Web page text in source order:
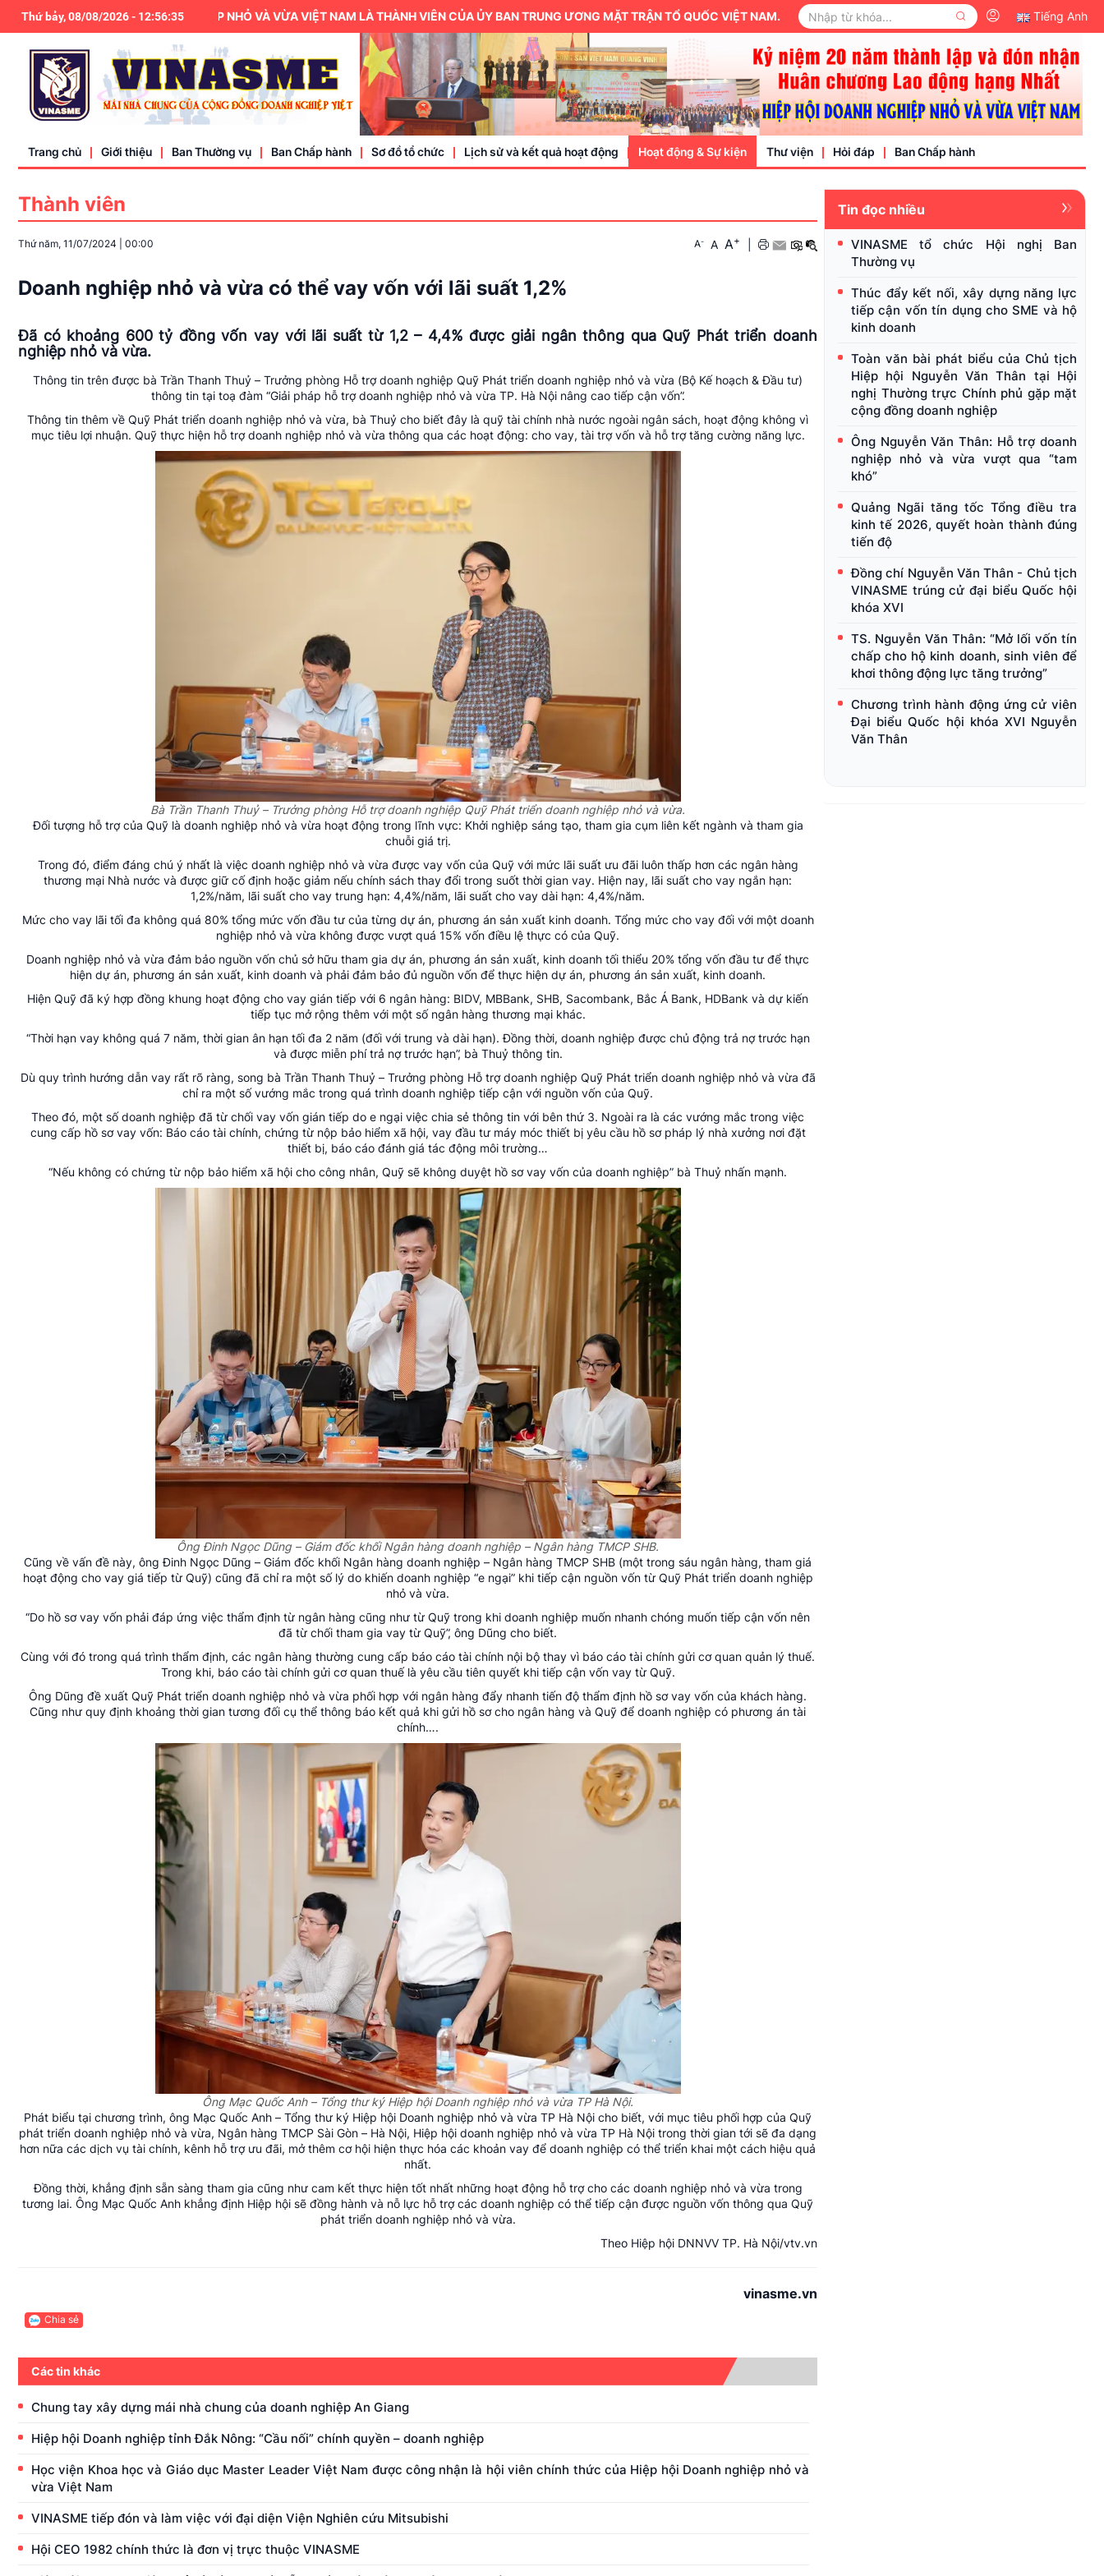
Thứ bảy, 08/08/2026- 12:56:36
HIỆP HỘI DOANH NGHIỆP NHỎ VÀ VỪA VIỆT NAM LÀ THÀNH VIÊN CỦA ỦY BAN TRUNG ƯƠNG MẶT TRẬN TỔ QUỐC VIỆT NAM. Tiếng Anh
Trang chủ Giới thiệu
Điều lệ
Liên hệ
Ban Thường vụ Ban Chấp hành Sơ đồ tổ chức Lịch sử và kết quả hoạt động Hoạt động & Sự kiện
Trung ương hội
Thành viên
Thư viện
Video
Văn bản pháp luật
Hỏi đáp Ban Chấp hành
Thành viên
Thứ năm, 11/07/2024 00:00 A- A A+
Doanh nghiệp nhỏ và vừa có thể vay vốn với lãi suất 1,2%
Đã có khoảng 600 tỷ đồng vốn vay với lãi suất từ 1,2 – 4,4% được giải ngân thông qua Quỹ Phát triển doanh
nghiệp nhỏ và vừa.
Thông tin trên được bà Trần Thanh Thuỷ – Trưởng phòng Hỗ trợ doanh nghiệp Quỹ Phát triển doanh nghiệp nhỏ và vừa (Bộ Kế hoạch & Đầu tư)
thông tin tại toạ đàm “Giải pháp hỗ trợ doanh nghiệp nhỏ và vừa TP. Hà Nội nâng cao tiếp cận vốn”.
Thông tin thêm về Quỹ Phát triển doanh nghiệp nhỏ và vừa, bà Thuỷ cho biết đây là quỹ tài chính nhà nước ngoài ngân sách, hoạt động không vì
mục tiêu lợi nhuận. Quỹ thực hiện hỗ trợ doanh nghiệp nhỏ và vừa thông qua các hoạt động: cho vay, tài trợ vốn và hỗ trợ tăng cường năng lực.
Bà Trần Thanh Thuỷ – Trưởng phòng Hỗ trợ doanh nghiệp Quỹ Phát triển doanh nghiệp nhỏ và vừa.
Đối tượng hỗ trợ của Quỹ là doanh nghiệp nhỏ và vừa hoạt động trong lĩnh vực: Khởi nghiệp sáng tạo, tham gia cụm liên kết ngành và tham gia
chuỗi giá trị.
Trong đó, điểm đáng chú ý nhất là việc doanh nghiệp nhỏ và vừa được vay vốn của Quỹ với mức lãi suất ưu đãi luôn thấp hơn các ngân hàng
thương mại Nhà nước và được giữ cố định hoặc giảm nếu chính sách thay đổi trong suốt thời gian vay. Hiện nay, lãi suất cho vay ngắn hạn:
1,2%/năm, lãi suất cho vay trung hạn: 4,4%/năm, lãi suất cho vay dài hạn: 4,4%/năm.
Mức cho vay lãi tối đa không quá 80% tổng mức vốn đầu tư của từng dự án, phương án sản xuất kinh doanh. Tổng mức cho vay đối với một doanh
nghiệp nhỏ và vừa không được vượt quá 15% vốn điều lệ thực có của Quỹ.
Doanh nghiệp nhỏ và vừa đảm bảo nguồn vốn chủ sở hữu tham gia dự án, phương án sản xuất, kinh doanh tối thiểu 20% tổng vốn đầu tư để thực
hiện dự án, phương án sản xuất, kinh doanh và phải đảm bảo đủ nguồn vốn để thực hiện dự án, phương án sản xuất, kinh doanh.
Hiện Quỹ đã ký hợp đồng khung hoạt động cho vay gián tiếp với 6 ngân hàng: BIDV, MBBank, SHB, Sacombank, Bắc Á Bank, HDBank và dự kiến
tiếp tục mở rộng thêm với một số ngân hàng thương mại khác.
“Thời hạn vay không quá 7 năm, thời gian ân hạn tối đa 2 năm (đối với trung và dài hạn). Đồng thời, doanh nghiệp được chủ động trả nợ trước hạn
và được miễn phí trả nợ trước hạn”, bà Thuỷ thông tin.
Dù quy trình hướng dẫn vay rất rõ ràng, song bà Trần Thanh Thuỷ – Trưởng phòng Hỗ trợ doanh nghiệp Quỹ Phát triển doanh nghiệp nhỏ và vừa đã
chỉ ra một số vướng mắc trong quá trình doanh nghiệp tiếp cận với nguồn vốn của Quỹ.
Theo đó, một số doanh nghiệp đã từ chối vay vốn gián tiếp do e ngại việc chia sẻ thông tin với bên thứ 3. Ngoài ra là các vướng mắc trong việc
cung cấp hồ sơ vay vốn: Báo cáo tài chính, chứng từ nộp bảo hiểm xã hội, vay đầu tư máy móc thiết bị yêu cầu hồ sơ pháp lý nhà xưởng nơi đặt
thiết bị, báo cáo đánh giá tác động môi trường…
“Nếu không có chứng từ nộp bảo hiểm xã hội cho công nhân, Quỹ sẽ không duyệt hồ sơ vay vốn của doanh nghiệp” bà Thuỷ nhấn mạnh.
Ông Đinh Ngọc Dũng – Giám đốc khối Ngân hàng doanh nghiệp – Ngân hàng TMCP SHB.
Cũng về vấn đề này, ông Đinh Ngọc Dũng – Giám đốc khối Ngân hàng doanh nghiệp – Ngân hàng TMCP SHB (một trong sáu ngân hàng, tham giá
hoạt động cho vay giá tiếp từ Quỹ) cũng đã chỉ ra một số lý do khiến doanh nghiệp “e ngại” khi tiếp cận nguồn vốn từ Quỹ Phát triển doanh nghiệp
nhỏ và vừa.
“Do hồ sơ vay vốn phải đáp ứng việc thẩm định từ ngân hàng cũng như từ Quỹ trong khi doanh nghiệp muốn nhanh chóng muốn tiếp cận vốn nên
đã từ chối tham gia vay từ Quỹ”, ông Dũng cho biết.
Cùng với đó trong quá trình thẩm định, các ngân hàng thường cung cấp báo cáo tài chính nội bộ thay vì báo cáo tài chính gửi cơ quan quản lý thuế.
Trong khi, báo cáo tài chính gửi cơ quan thuế là yêu cầu tiên quyết khi tiếp cận vốn vay từ Quỹ.
Ông Dũng đề xuất Quỹ Phát triển doanh nghiệp nhỏ và vừa phối hợp với ngân hàng đẩy nhanh tiến độ thẩm định hồ sơ vay vốn của khách hàng.
Cũng như quy định khoảng thời gian tương đối cụ thể thông báo kết quả khi gửi hồ sơ cho ngân hàng và Quỹ để doanh nghiệp có phương án tài
chính….
Ông Mạc Quốc Anh – Tổng thư ký Hiệp hội Doanh nghiệp nhỏ và vừa TP Hà Nội.
Phát biểu tại chương trình, ông Mạc Quốc Anh – Tổng thư ký Hiệp hội Doanh nghiệp nhỏ và vừa TP Hà Nội cho biết, với mục tiêu phối hợp của Quỹ
phát triển doanh nghiệp nhỏ và vừa, Ngân hàng TMCP Sài Gòn – Hà Nội, Hiệp hội doanh nghiệp nhỏ và vừa TP Hà Nội trong thời gian tới sẽ đa dạng
hơn nữa các dịch vụ tài chính, kênh hỗ trợ ưu đãi, mở thêm cơ hội hiện thực hóa các khoản vay để doanh nghiệp có thể triển khai một cách hiệu quả
nhất.
Đồng thời, khẳng định sẵn sàng tham gia cũng như cam kết thực hiện tốt nhất những hoạt động hỗ trợ cho các doanh nghiệp nhỏ và vừa trong
tương lai. Ông Mạc Quốc Anh khẳng định Hiệp hội sẽ đồng hành và nỗ lực hỗ trợ các doanh nghiệp có thể tiếp cận được nguồn vốn thông qua Quỹ
phát triển doanh nghiệp nhỏ và vừa.
Theo Hiệp hội DNNVV TP. Hà Nội/vtv.vn
vinasme.vn
Chia sẻ
Các tin khác
Chung tay xây dựng mái nhà chung của doanh nghiệp An Giang
Hiệp hội Doanh nghiệp tỉnh Đắk Nông: “Cầu nối” chính quyền – doanh nghiệp
Học viện Khoa học và Giáo dục Master Leader Việt Nam được công nhận là hội viên chính thức của Hiệp hội Doanh nghiệp nhỏ và
vừa Việt Nam
VINASME tiếp đón và làm việc với đại diện Viện Nghiên cứu Mitsubishi
Hội CEO 1982 chính thức là đơn vị trực thuộc VINASME
Tin đọc nhiều
VINASME tổ chức Hội nghị Ban
Thường vụ
Thúc đẩy kết nối, xây dựng năng lực
tiếp cận vốn tín dụng cho SME và hộ
kinh doanh
Toàn văn bài phát biểu của Chủ tịch
Hiệp hội Nguyễn Văn Thân tại Hội
nghị Thường trực Chính phủ gặp mặt
cộng đồng doanh nghiệp
Ông Nguyễn Văn Thân: Hỗ trợ doanh
nghiệp nhỏ và vừa vượt qua “tam
khó”
Quảng Ngãi tăng tốc Tổng điều tra
kinh tế 2026, quyết hoàn thành đúng
tiến độ
Đồng chí Nguyễn Văn Thân - Chủ tịch
VINASME trúng cử đại biểu Quốc hội
khóa XVI
TS. Nguyễn Văn Thân: “Mở lối vốn tín
chấp cho hộ kinh doanh, sinh viên để
khơi thông động lực tăng trưởng”
Chương trình hành động ứng cử viên
Đại biểu Quốc hội khóa XVI Nguyễn
Văn Thân